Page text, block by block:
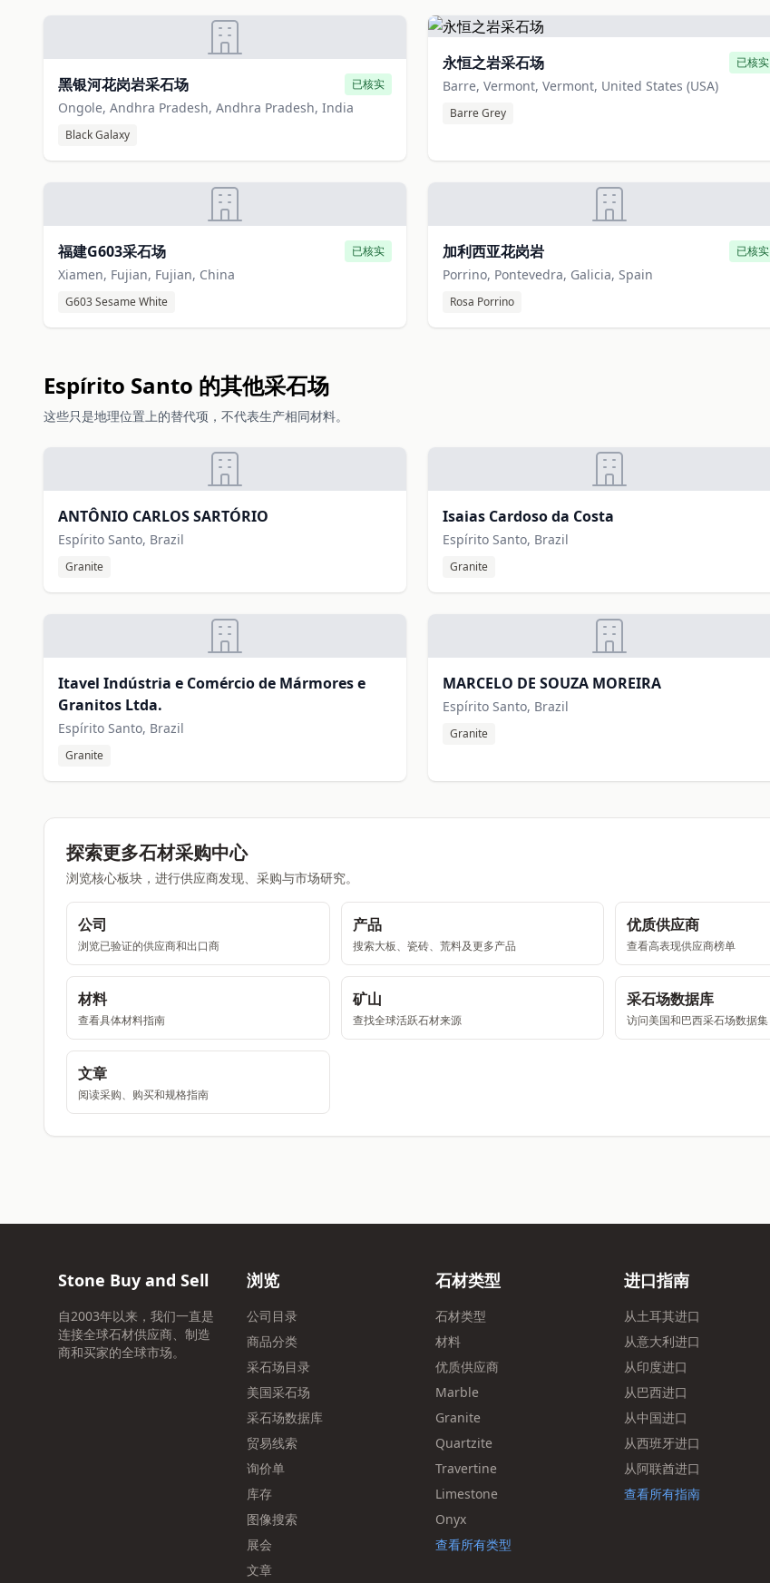
黑银河花岗岩采石场 已核实
Ongole, Andhra Pradesh, Andhra Pradesh, India
Black Galaxy
永恒之岩采石场 已核实
Barre, Vermont, Vermont, United States (USA)
Barre Grey
福建G603采石场 已核实
Xiamen, Fujian, Fujian, China
G603 Sesame White
加利西亚花岗岩 已核实
Porrino, Pontevedra, Galicia, Spain
Rosa Porrino
Espírito Santo 的其他采石场
这些只是地理位置上的替代项，不代表生产相同材料。
ANTÔNIO CARLOS SARTÓRIO
Espírito Santo, Brazil
Granite
Isaias Cardoso da Costa
Espírito Santo, Brazil
Granite
Itavel Indústria e Comércio de Mármores e
Granitos Ltda.
Espírito Santo, Brazil
Granite
MARCELO DE SOUZA MOREIRA
Espírito Santo, Brazil
Granite
探索更多石材采购中心
浏览核心板块，进行供应商发现、采购与市场研究。
公司
浏览已验证的供应商和出口商
产品
搜索大板、瓷砖、荒料及更多产品
优质供应商
查看高表现供应商榜单
材料
查看具体材料指南
矿山
查找全球活跃石材来源
采石场数据库
访问美国和巴西采石场数据集
文章
阅读采购、购买和规格指南
Stone Buy and Sell
自2003年以来，我们一直是
连接全球石材供应商、制造
商和买家的全球市场。
浏览
公司目录
商品分类
采石场目录
美国采石场
采石场数据库
贸易线索
询价单
库存
图像搜索
展会
文章
石材类型
石材类型
材料
优质供应商
Marble
Granite
Quartzite
Travertine
Limestone
Onyx
查看所有类型
进口指南
从土耳其进口
从意大利进口
从印度进口
从巴西进口
从中国进口
从西班牙进口
从阿联酋进口
查看所有指南